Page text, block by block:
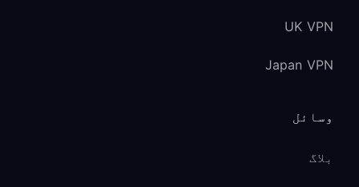
UK VPN
Japan VPN
وسائل
بلاگ